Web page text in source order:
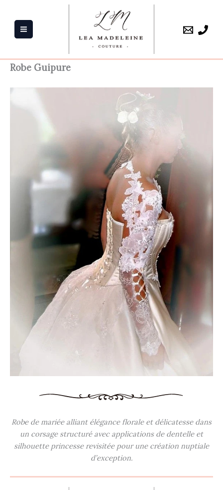
contenu
Robe Guipure
Robe de mariée alliant élégance florale et délicatesse dans
un corsage structuré avec applications de dentelle et
silhouette princesse revisitée pour une création nuptiale
d’exception.